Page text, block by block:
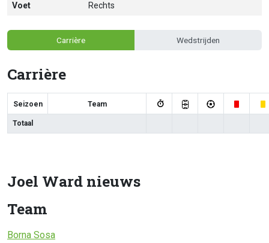
Voet Rechts
Carrière Wedstrijden
Carrière
Seizoen Team
Totaal
Joel Ward nieuws
Team
Borna Sosa